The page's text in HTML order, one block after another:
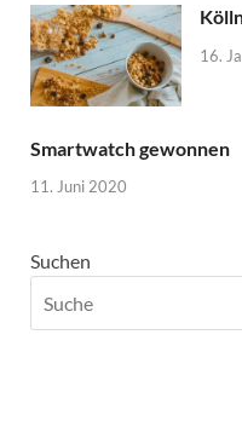
16.
Smartwatch gewonnen
11. Juni 2020
Suchen